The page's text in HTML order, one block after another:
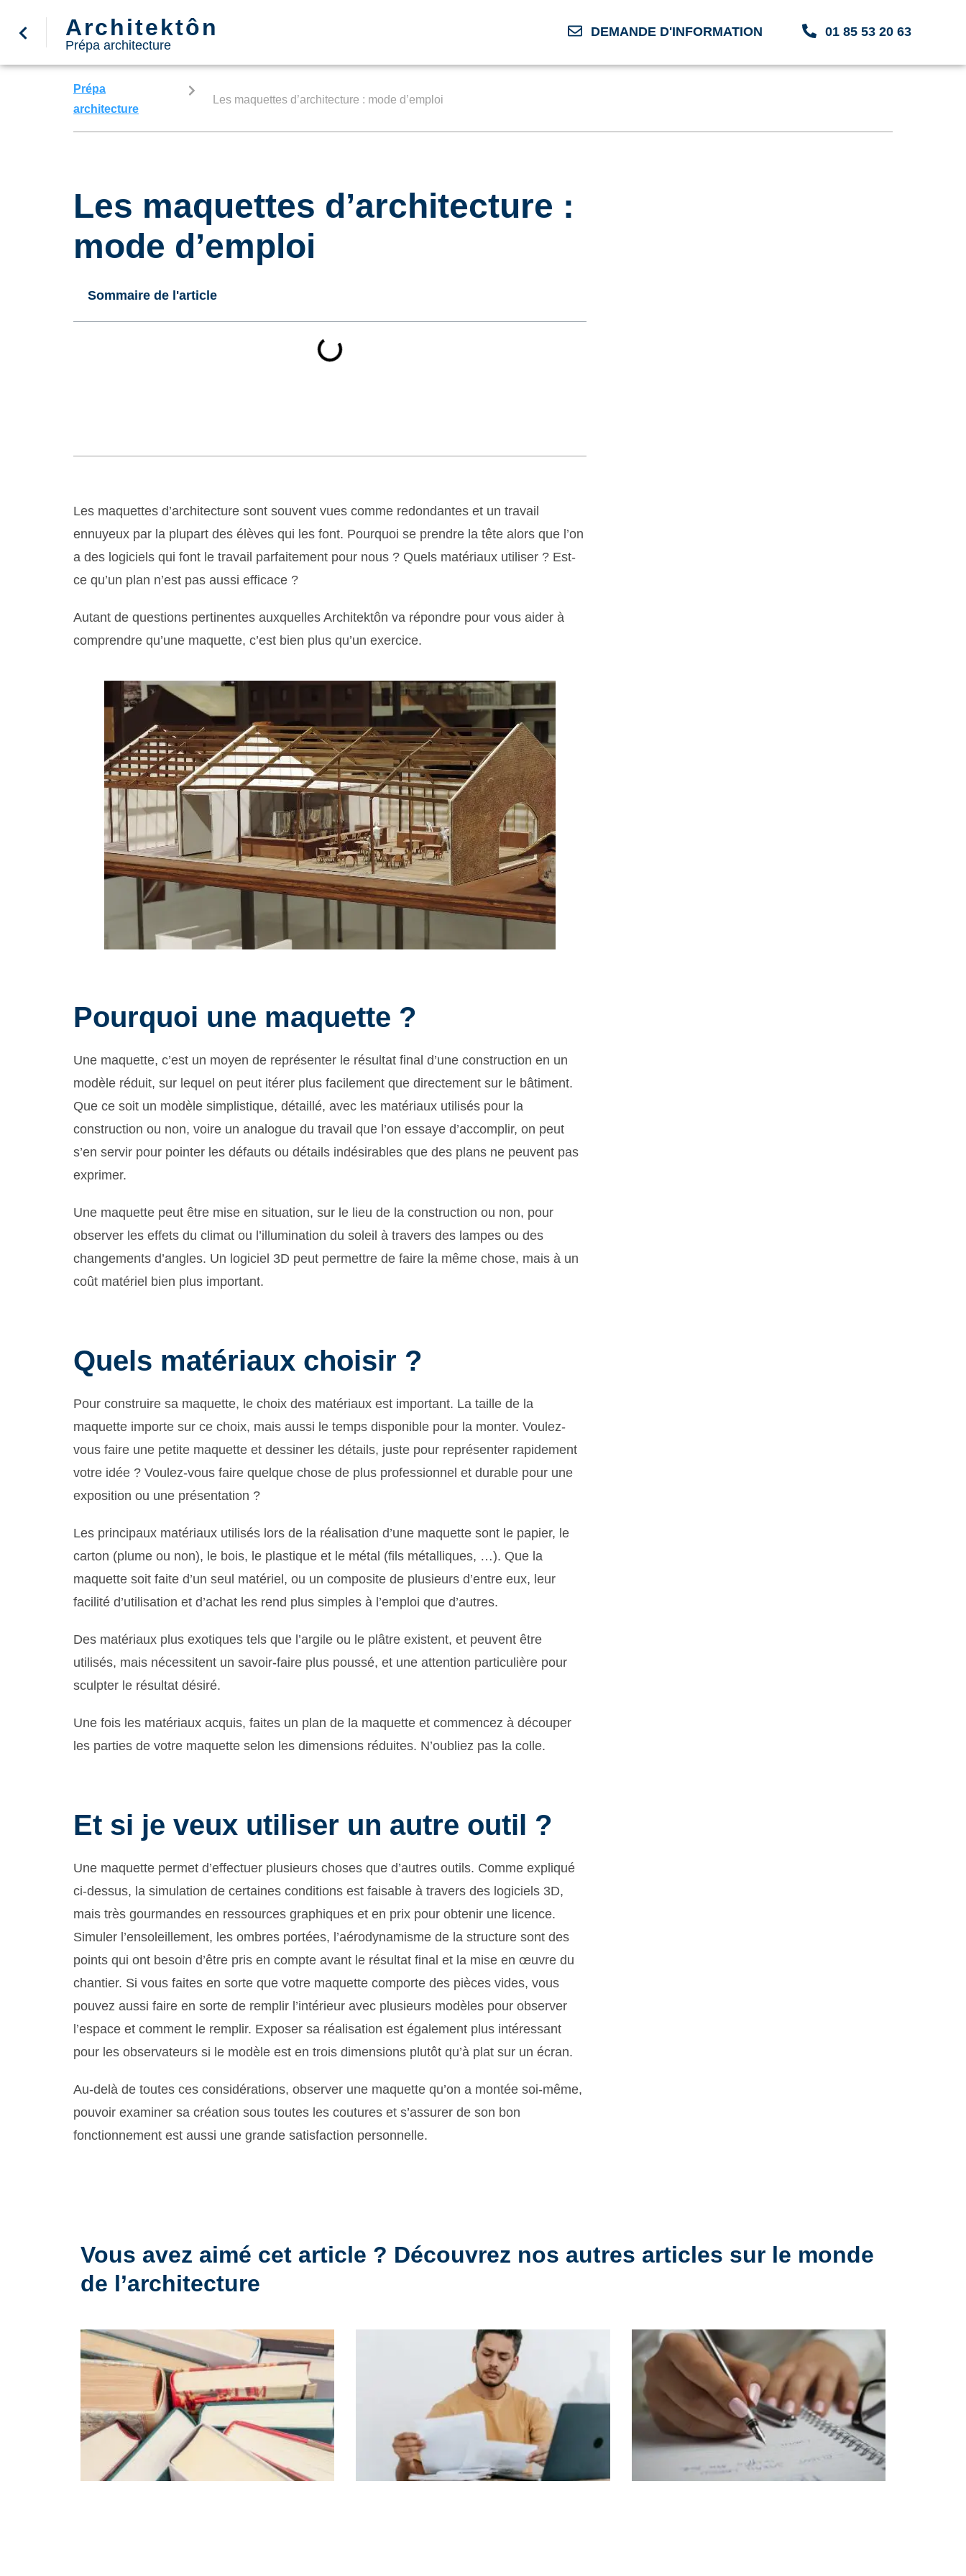
Architektôn
Prépa architecture
DEMANDE D'INFORMATION 01 85 53 20 63
Prépa
architecture
Les maquettes d’architecture : mode d’emploi
Les maquettes d’architecture :
mode d’emploi
Sommaire de l'article
Les maquettes d’architecture sont souvent vues comme redondantes et un travail
ennuyeux par la plupart des élèves qui les font. Pourquoi se prendre la tête alors que l’on
a des logiciels qui font le travail parfaitement pour nous ? Quels matériaux utiliser ? Est-
ce qu’un plan n’est pas aussi efficace ?
Autant de questions pertinentes auxquelles Architektôn va répondre pour vous aider à
comprendre qu’une maquette, c’est bien plus qu’un exercice.
Pourquoi une maquette ?
Une maquette, c’est un moyen de représenter le résultat final d’une construction en un
modèle réduit, sur lequel on peut itérer plus facilement que directement sur le bâtiment.
Que ce soit un modèle simplistique, détaillé, avec les matériaux utilisés pour la
construction ou non, voire un analogue du travail que l’on essaye d’accomplir, on peut
s’en servir pour pointer les défauts ou détails indésirables que des plans ne peuvent pas
exprimer.
Une maquette peut être mise en situation, sur le lieu de la construction ou non, pour
observer les effets du climat ou l’illumination du soleil à travers des lampes ou des
changements d’angles. Un logiciel 3D peut permettre de faire la même chose, mais à un
coût matériel bien plus important.
Quels matériaux choisir ?
Pour construire sa maquette, le choix des matériaux est important. La taille de la
maquette importe sur ce choix, mais aussi le temps disponible pour la monter. Voulez-
vous faire une petite maquette et dessiner les détails, juste pour représenter rapidement
votre idée ? Voulez-vous faire quelque chose de plus professionnel et durable pour une
exposition ou une présentation ?
Les principaux matériaux utilisés lors de la réalisation d’une maquette sont le papier, le
carton (plume ou non), le bois, le plastique et le métal (fils métalliques, …). Que la
maquette soit faite d’un seul matériel, ou un composite de plusieurs d’entre eux, leur
facilité d’utilisation et d’achat les rend plus simples à l’emploi que d’autres.
Des matériaux plus exotiques tels que l’argile ou le plâtre existent, et peuvent être
utilisés, mais nécessitent un savoir-faire plus poussé, et une attention particulière pour
sculpter le résultat désiré.
Une fois les matériaux acquis, faites un plan de la maquette et commencez à découper
les parties de votre maquette selon les dimensions réduites. N’oubliez pas la colle.
Et si je veux utiliser un autre outil ?
Une maquette permet d’effectuer plusieurs choses que d’autres outils. Comme expliqué
ci-dessus, la simulation de certaines conditions est faisable à travers des logiciels 3D,
mais très gourmandes en ressources graphiques et en prix pour obtenir une licence.
Simuler l’ensoleillement, les ombres portées, l’aérodynamisme de la structure sont des
points qui ont besoin d’être pris en compte avant le résultat final et la mise en œuvre du
chantier. Si vous faites en sorte que votre maquette comporte des pièces vides, vous
pouvez aussi faire en sorte de remplir l’intérieur avec plusieurs modèles pour observer
l’espace et comment le remplir. Exposer sa réalisation est également plus intéressant
pour les observateurs si le modèle est en trois dimensions plutôt qu’à plat sur un écran.
Au-delà de toutes ces considérations, observer une maquette qu’on a montée soi-même,
pouvoir examiner sa création sous toutes les coutures et s’assurer de son bon
fonctionnement est aussi une grande satisfaction personnelle.
Vous avez aimé cet article ? Découvrez nos autres articles sur le monde
de l’architecture